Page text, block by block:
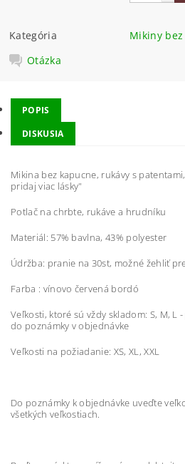
Kategória
Mikiny
Otázka
POPIS
DISKUSIA
Mikina bez kapucne, rukávy s
pridaj viac lásky"
Potlač na chrbte, rukáve a hrudníku
Materiál: 57% bavlna, 43% polyester
Údržba: pranie na 30st, možné žehliť
Farba : vínovo červená bordó
Veľkosti, ktoré sú vždy skladom: S, M,
do poznámky v objednávke
Veľkosti na požiadanie: XS, XL, XXL
Do poznámky k objednávke uveďte
všetkých veľkostiach.